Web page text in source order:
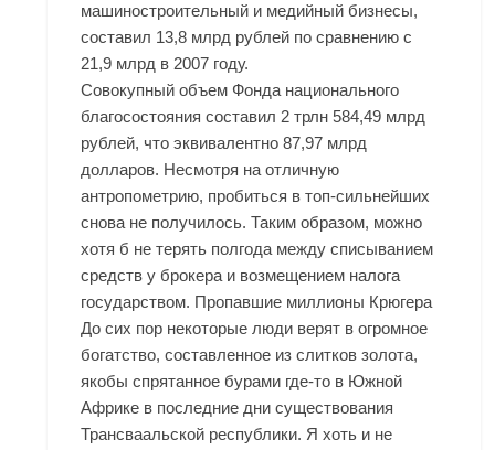
машиностроительный и медийный бизнесы,
составил 13,8 млрд рублей по сравнению с
21,9 млрд в 2007 году.
Совокупный объем Фонда национального
благосостояния составил 2 трлн 584,49 млрд
рублей, что эквивалентно 87,97 млрд
долларов. Несмотря на отличную
антропометрию, пробиться в топ-сильнейших
снова не получилось. Таким образом, можно
хотя б не терять полгода между списыванием
средств у брокера и возмещением налога
государством. Пропавшие миллионы Крюгера
До сих пор некоторые люди верят в огромное
богатство, составленное из слитков золота,
якобы спрятанное бурами где-то в Южной
Африке в последние дни существования
Трансваальской республики. Я хоть и не